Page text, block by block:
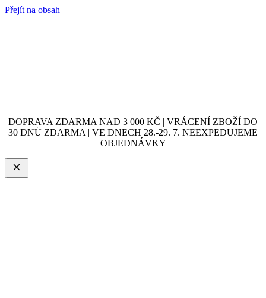
Přejít na obsah
DOPRAVA ZDARMA NAD 3 000 KČ | VRÁCENÍ ZBOŽÍ DO
30 DNŮ ZDARMA | VE DNECH 28.-29. 7. NEEXPEDUJEME
OBJEDNÁVKY